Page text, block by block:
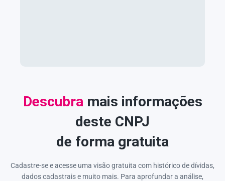
Descubra mais informações
deste CNPJ
de forma gratuita
Cadastre-se e acesse uma visão gratuita com histórico de dívidas,
dados cadastrais e muito mais. Para aprofundar a análise,